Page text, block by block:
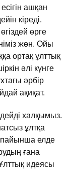
ашқан
кiредi.
өрге
жөн. Ойы
ортақ ұлттық
әлi күнге
әрбiр
ақиқат.
халқымыз.
ұлтқа
елде
ғана
идеясы